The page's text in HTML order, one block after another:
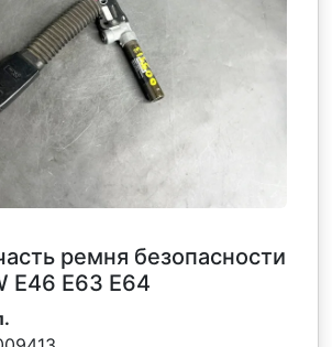
ремня безопасности
Е46 Е63 Е64